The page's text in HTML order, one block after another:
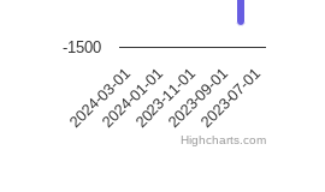
2024-03-01
2024-01-012023-11-012023-09-012023-07-01
-1500
Highcharts.com